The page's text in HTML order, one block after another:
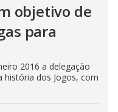
objetivo de
para
2016 a delegação
história dos Jogos, com